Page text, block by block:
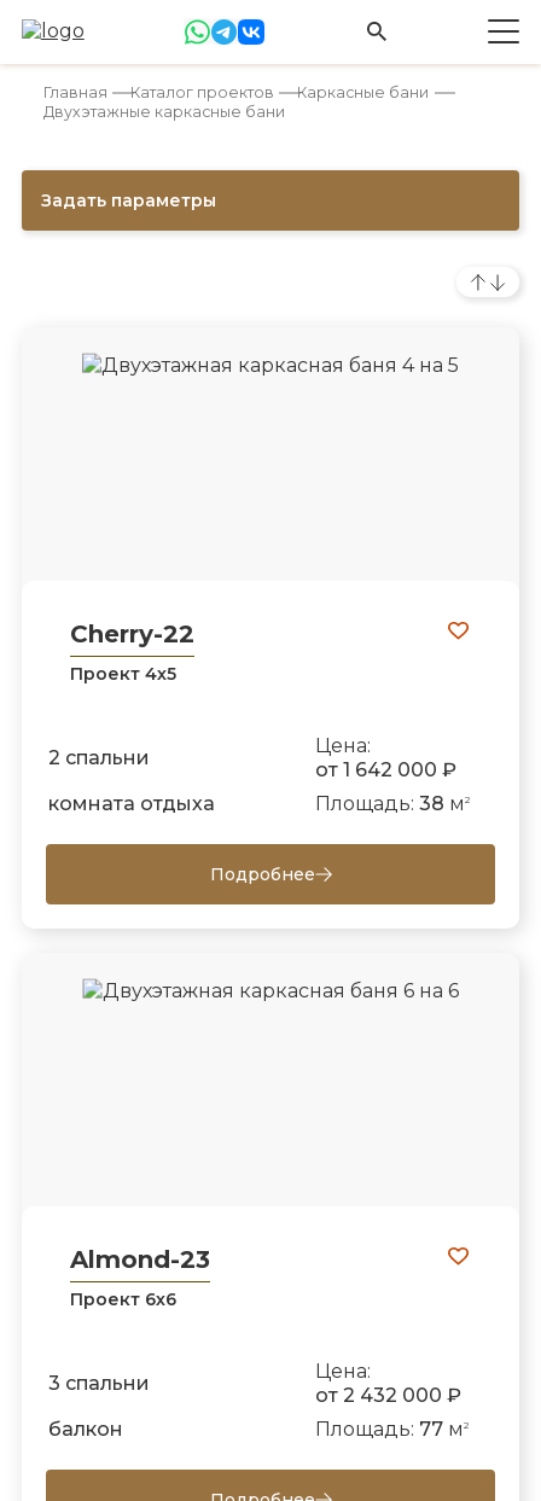
Главная Каталог проектов
Каркасные бани
Двухэтажные каркасные бани
Задать параметры
Cherry-22
Проект 4х5
2 спальни
Цена:
от 1 642 000 ₽
комната отдыха
Площадь: 38 м 2
Подробнее
Almond-23
Проект 6х6
3 спальни
Цена:
от 2 432 000 ₽
балкон
Площадь: 77м 2